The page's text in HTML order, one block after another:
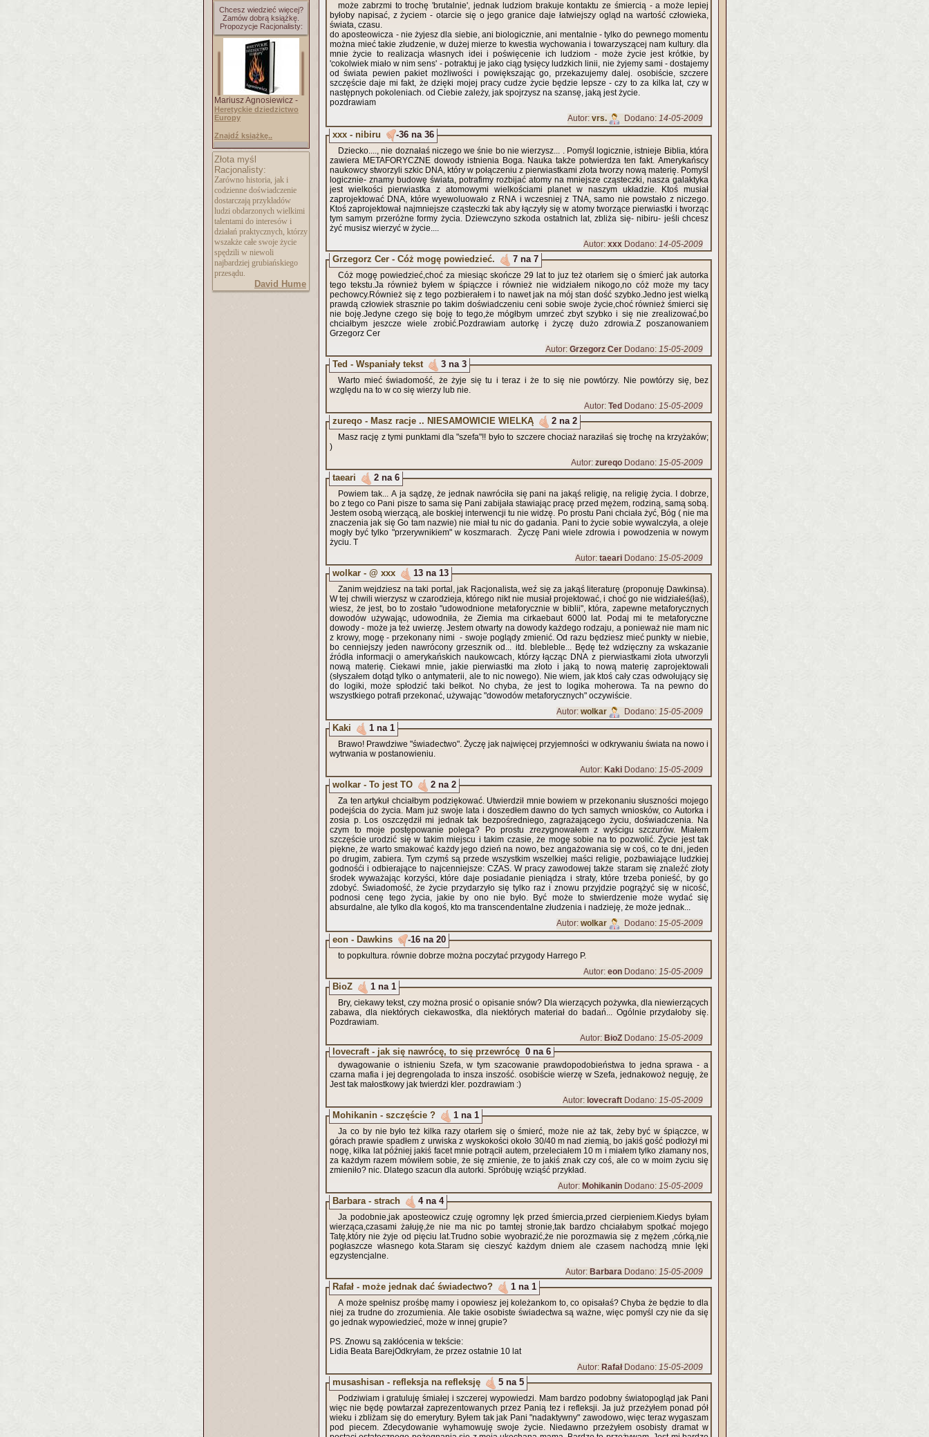
Chcesz wiedzieć więcej?
Zamów dobrą książkę.
Propozycje Racjonalisty:
Mariusz Agnosiewicz -
Heretyckie dziedzictwo
Europy
Znajdź książkę..
Złota myśl
Racjonalisty:
Zarówno historia, jak i
codzienne doświadczenie
dostarczają przykładów
ludzi obdarzonych wielkimi
talentami do interesów i
działań praktycznych, którzy
wszakże całe swoje życie
spędzili w niewoli
najbardziej grubiańskiego
przesądu.
David Hume
może zabrzmi to trochę 'brutalnie', jednak ludziom brakuje kontaktu ze śmiercią - a może lepiej
byłoby napisać, z życiem - otarcie się o jego granice daje łatwiejszy ogląd na wartość człowieka,
świata, czasu.
do aposteowicza - nie żyjesz dla siebie, ani biologicznie, ani mentalnie - tylko do pewnego momentu
można mieć takie złudzenie, w dużej mierze to kwestia wychowania i towarzyszącej nam kultury. dla
mnie życie to realizacja własnych idei i poświęcenie ich ludziom - może życie jest krótkie, by
'cokolwiek miało w nim sens' - potraktuj je jako ciąg tysięcy ludzkich linii, nie żyjemy sami - dostajemy
od świata pewien pakiet możliwości i powiększając go, przekazujemy dalej. osobiście, szczere
szczęście daje mi fakt, że dzięki mojej pracy cudze życie będzie lepsze - czy to za kilka lat, czy w
następnych pokoleniach. od Ciebie zależy, jak spojrzysz na szansę, jaką jest życie.
pozdrawiam
Autor: vrs. Dodano: 14-05-2009
xxx - nibiru -36 na 36
Dziecko...., nie doznałaś niczego we śnie bo nie wierzysz... . Pomyśl logicznie, istnieje Biblia, która
zawiera METAFORYCZNE dowody istnienia Boga. Nauka także potwierdza ten fakt. Amerykańscy
naukowcy stworzyli szkic DNA, który w połączeniu z pierwiastkami złota tworzy nową materię. Pomyśl
logicznie- znamy budowę świata, potrafimy rozbijać atomy na mniejsze cząsteczki, nasza galaktyka
jest wielkości pierwiastka z atomowymi wielkościami planet w naszym układzie. Ktoś musiał
zaprojektować DNA, które wyewoluowało z RNA i wczesniej z TNA, samo nie powstało z niczego.
Ktoś zaprojektował najmniejsze cząsteczki tak aby łączyły się w atomy tworzące pierwiastki i tworząc
tym samym przeróżne formy życia. Dziewczyno szkoda ostatnich lat, zbliża się- nibiru- jeśli chcesz
żyć musisz wierzyć w życie....
Autor: xxx Dodano: 14-05-2009
Grzegorz Cer - Cóż mogę powiedzieć. 7 na 7
Cóż mogę powiedzieć,choć za miesiąc skończe 29 lat to juz też otarłem się o śmierć jak autorka
tego tekstu.Ja również byłem w śpiączce i również nie widziałem nikogo,no cóż może my tacy
pechowcy.Również się z tego pozbierałem i to nawet jak na mój stan dość szybko.Jedno jest wielką
prawdą człowiek strasznie po takim doświadczeniu ceni sobie swoje życie,choć również śmierci się
nie boję.Jedyne czego się boję to tego,że mógłbym umrzeć zbyt szybko i się nie zrealizować,bo
chciałbym jeszcze wiele zrobić.Pozdrawiam autorkę i życzę dużo zdrowia.Z poszanowaniem
Grzegorz Cer
Autor: Grzegorz Cer Dodano: 15-05-2009
Ted - Wspaniały tekst 3 na 3
Warto mieć świadomość, że żyje się tu i teraz i że to się nie powtórzy. Nie powtórzy się, bez
względu na to w co się wierzy lub nie.
Autor: Ted Dodano: 15-05-2009
zureqo - Masz racje .. NIESAMOWICIE WIELKĄ 2 na 2
Masz rację z tymi punktami dla "szefa"!! było to szczere chociaż naraziłaś się trochę na krzyżaków;
)
Autor: zureqo Dodano: 15-05-2009
taeari 2 na 6
Powiem tak... A ja sądzę, że jednak nawróciła się pani na jakąś religię, na religię życia. I dobrze,
bo z tego co Pani pisze to sama się Pani zabijała stawiając pracę przed mężem, rodziną, samą sobą.
Jestem osobą wierzącą, ale boskiej interwencji tu nie widzę. Po prostu Pani chciała żyć, Bóg ( nie ma
znaczenia jak się Go tam nazwie) nie miał tu nic do gadania. Pani to życie sobie wywalczyła, a oleje
mogły być tylko "przerywnikiem" w koszmarach. Życzę Pani wiele zdrowia i powodzenia w nowym
życiu. T
Autor: taeari Dodano: 15-05-2009
wolkar - @ xxx 13 na 13
Zanim wejdziesz na taki portal, jak Racjonalista, weź się za jakąś literaturę (proponuję Dawkinsa).
W tej chwili wierzysz w czarodzieja, którego nikt nie musiał projektować, i choć go nie widziałeś(łaś),
wiesz, że jest, bo to zostało "udowodnione metaforycznie w biblii", która, zapewne metaforycznych
dowodów używając, udowodniła, że Ziemia ma cirkaebaut 6000 lat. Podaj mi te metaforyczne
dowody - może ja też uwierzę. Jestem otwarty na dowody każdego rodzaju, a ponieważ nie mam nic
z krowy, mogę - przekonany nimi - swoje poglądy zmienić. Od razu będziesz mieć punkty w niebie,
bo cenniejszy jeden nawrócony grzesznik od... itd. blebleble... Będę też wdzięczny za wskazanie
źródła informacji o amerykańskich naukowcach, którzy łącząc DNA z pierwiastkami złota utworzyli
nową materię. Ciekawi mnie, jakie pierwiastki ma złoto i jaką to nową materię zaprojektowali
(słyszałem dotąd tylko o antymaterii, ale to nic nowego). Nie wiem, jak ktoś cały czas odwołujący się
do logiki, może spłodzić taki bełkot. No chyba, że jest to logika moherowa. Ta na pewno do
wszystkiego potrafi przekonać, używając "dowodów metaforycznych" oczywiście.
Autor: wolkar Dodano: 15-05-2009
Kaki 1 na 1
Brawo! Prawdziwe "świadectwo". Życzę jak najwięcej przyjemności w odkrywaniu świata na nowo i
wytrwania w postanowieniu.
Autor: Kaki Dodano: 15-05-2009
wolkar - To jest TO 2 na 2
Za ten artykuł chciałbym podziękować. Utwierdził mnie bowiem w przekonaniu słuszności mojego
podejścia do życia. Mam już swoje lata i doszedłem dawno do tych samych wniosków, co Autorka i
zosia p. Los oszczędził mi jednak tak bezpośredniego, zagrażającego życiu, doświadczenia. Na
czym to moje postępowanie polega? Po prostu zrezygnowałem z wyścigu szczurów. Miałem
szczęście urodzić się w takim miejscu i takim czasie, że mogę sobie na to pozwolić. Życie jest tak
piękne, że warto smakować każdy jego dzień na nowo, bez angażowania się w coś, co te dni, jeden
po drugim, zabiera. Tym czymś są przede wszystkim wszelkiej maści religie, pozbawiające ludzkiej
godnośći i odbierające to najcenniejsze: CZAS. W pracy zawodowej także staram się znaleźć złoty
środek wyważając korzyści, które daje posiadanie pieniądza i straty, które trzeba ponieść, by go
zdobyć. Świadomość, że życie przydarzyło się tylko raz i znowu przyjdzie pogrążyć się w nicość,
podnosi cenę tego życia, jakie by ono nie było. Być może to stwierdzenie może wydać się
absurdalne, ale tylko dla kogoś, kto ma transcendentalne złudzenia i nadzieję, że może jednak...
Autor: wolkar Dodano: 15-05-2009
eon - Dawkins -16 na 20
to popkultura. równie dobrze można poczytać przygody Harrego P.
Autor: eon Dodano: 15-05-2009
BioZ 1 na 1
Bry, ciekawy tekst, czy można prosić o opisanie snów? Dla wierzących pożywka, dla niewierzących
zabawa, dla niektórych ciekawostka, dla niektórych materiał do badań... Ogólnie przydałoby się.
Pozdrawiam.
Autor: BioZ Dodano: 15-05-2009
lovecraft - jak się nawrócę, to się przewrócę 0 na 6
dywagowanie o istnieniu Szefa, w tym szacowanie prawdopodobieństwa to jedna sprawa - a
czarna mafia i jej degrengolada to insza inszość. osobiście wierzę w Szefa, jednakowoż neguję, że
Jest tak małostkowy jak twierdzi kler. pozdrawiam :)
Autor: lovecraft Dodano: 15-05-2009
Mohikanin - szczęście ? 1 na 1
Ja co by nie było też kilka razy otarłem się o śmierć, może nie aż tak, żeby być w śpiączce, w
górach prawie spadłem z urwiska z wyskokości około 30/40 m nad ziemią, bo jakiś gość podłożył mi
nogę, kilka lat później jakiś facet mnie potrącił autem, przeleciałem 10 m i miałem tylko złamany nos,
za każdym razem mówiłem sobie, że się zmienie, że to jakiś znak czy coś, ale co w moim życiu się
zmieniło? nic. Dlatego szacun dla autorki. Spróbuję wziąść przykład.
Autor: Mohikanin Dodano: 15-05-2009
Barbara - strach 4 na 4
Ja podobnie,jak aposteowicz czuję ogromny lęk przed śmiercia,przed cierpieniem.Kiedys byłam
wierząca,czasami żałuję,że nie ma nic po tamtej stronie,tak bardzo chciałabym spotkać mojego
Tatę,który nie żyje od pięciu lat.Trudno sobie wyobrazić,że nie porozmawia się z mężem ,córką,nie
pogłaszcze własnego kota.Staram się cieszyć każdym dniem ale czasem nachodzą mnie lęki
egzystencjalne.
Autor: Barbara Dodano: 15-05-2009
Rafał - może jednak dać świadectwo? 1 na 1
A może spełnisz prośbę mamy i opowiesz jej koleżankom to, co opisałaś? Chyba że będzie to dla
niej za trudne do zrozumienia. Ale takie osobiste świadectwa są ważne, więc pomyśl czy nie da się
go jednak wypowiedzieć, może w innej grupie?
PS. Znowu są zakłócenia w tekście:
Lidia Beata BarejOdkryłam, że przez ostatnie 10 lat
Autor: RafałDodano: 15-05-2009
musashisan - refleksja na refleksję 5 na 5
Podziwiam i gratuluję śmiałej i szczerej wypowiedzi. Mam bardzo podobny światopogląd jak Pani
więc nie będę powtarzał zaprezentowanych przez Panią tez i refleksji. Ja już przeżyłem ponad pół
wieku i zbliżam się do emerytury. Byłem tak jak Pani "nadaktywny" zawodowo, więc teraz wygaszam
pod piecem. Zdecydowanie wyhamowuję swoje życie. Niedawno przeżyłem osobisty dramat w